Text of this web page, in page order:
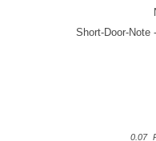
Short-Door-Note
0.07